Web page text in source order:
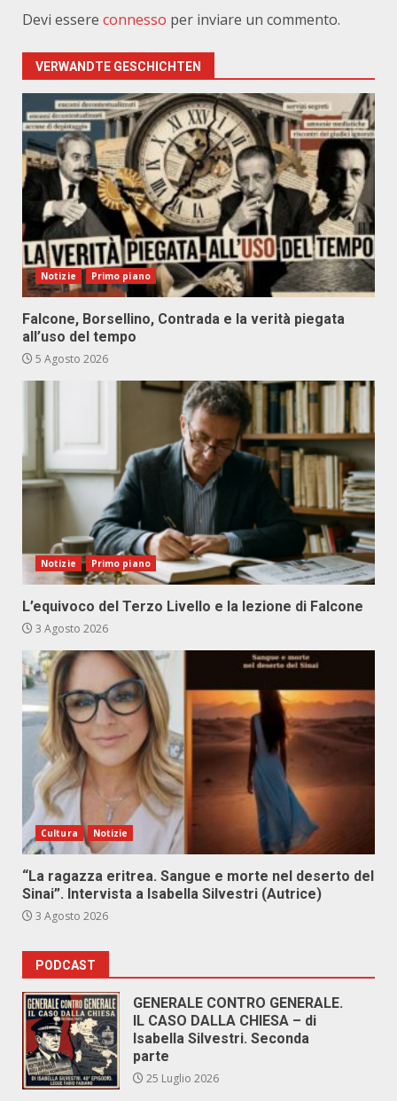
Devi essere connesso per inviare un commento.
VERWANDTE GESCHICHTEN
Notizie Primo piano
Falcone, Borsellino, Contrada e la verità piegata
all’uso del tempo
5 Agosto 2026
Notizie Primo piano
L’equivoco del Terzo Livello e la lezione di Falcone
3 Agosto 2026
Cultura Notizie
“La ragazza eritrea. Sangue e morte nel deserto del
Sinai”. Intervista a Isabella Silvestri (Autrice)
3 Agosto 2026
PODCAST
GENERALE CONTRO GENERALE.
IL CASO DALLA CHIESA – di
Isabella Silvestri. Seconda
parte
25 Luglio 2026